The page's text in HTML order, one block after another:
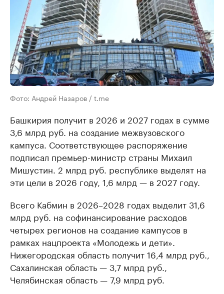
Фото: Андрей Назаров / t.me
Башкирия получит в 2026 и 2027 годах в сумме
3,6 млрд руб. на создание межвузовского
кампуса. Соответствующее распоряжение
подписал премьер-министр страны Михаил
Мишустин. 2 млрд руб. республике выделят на
эти цели в 2026 году, 1,6 млрд — в 2027 году.
Всего Кабмин в 2026–2028 годах выделит 31,6
млрд руб. на софинансирование расходов
четырех регионов на создание кампусов в
рамках нацпроекта «Молодежь и дети».
Нижегородская область получит 16,4 млрд руб.,
Сахалинская область — 3,7 млрд руб.,
Челябинская область — 7,9 млрд руб.